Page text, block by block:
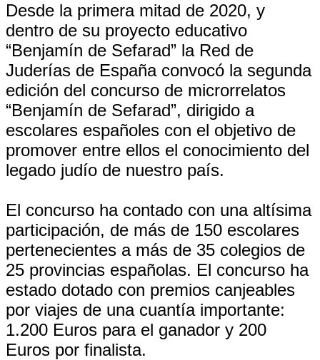
Desde la primera mitad de 2020, y
dentro de su proyecto educativo
“Benjamín de Sefarad” la Red de
Juderías de España convocó la segunda
edición del concurso de microrrelatos
“Benjamín de Sefarad”, dirigido a
escolares españoles con el objetivo de
promover entre ellos el conocimiento del
legado judío de nuestro país.
El concurso ha contado con una altísima
participación, de más de 150 escolares
pertenecientes a más de 35 colegios de
25 provincias españolas. El concurso ha
estado dotado con premios canjeables
por viajes de una cuantía importante:
1.200 Euros para el ganador y 200
Euros por finalista.